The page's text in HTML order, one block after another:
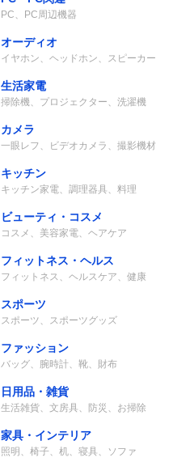
PC、PC周辺機器
オーディオ
イヤホン、ヘッドホン、スピーカー
生活家電
掃除機、プロジェクター、洗濯機
カメラ
一眼レフ、ビデオカメラ、撮影機材
キッチン
キッチン家電、調理器具、料理
ビューティ・コスメ
コスメ、美容家電、ヘアケア
フィットネス・ヘルス
フィットネス、ヘルスケア、健康
スポーツ
スポーツ、スポーツグッズ
ファッション
バッグ、腕時計、靴、財布
日用品・雑貨
生活雑貨、文房具、防災、お掃除
家具・インテリア
照明、椅子、机、寝具、ソファ